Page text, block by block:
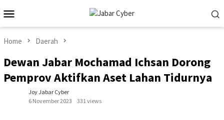
to
contentMenu
Home Daerah
Dewan Jabar Mochamad Ichsan Dorong
Pemprov Aktifkan Aset Lahan Tidurnya
Joy Jabar Cyber
6 November 2023
331 views